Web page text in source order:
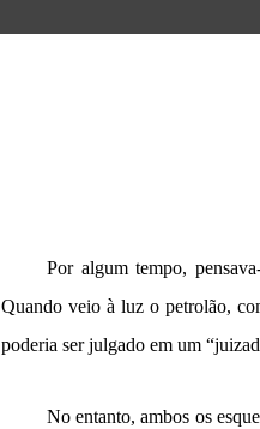
Por algum tempo,
Quando veio à luz o petrolão,
poderia ser julgado em um
No entanto, ambos os